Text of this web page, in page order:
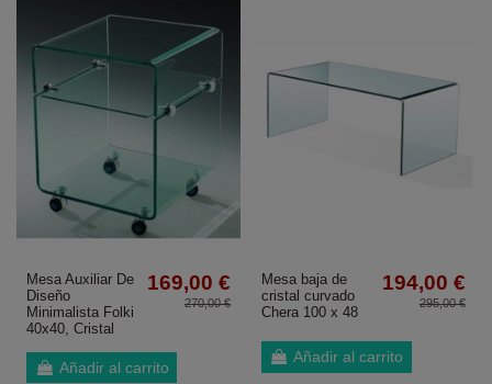
Mesa Auxiliar De
Diseño
Minimalista Folki
40x40, Cristal
169,00 €
270,00 €
Añadir al carrito
Mesa baja de
cristal curvado
Chera 100 x 48
194,00 €
295,00 €
Añadir al carrito